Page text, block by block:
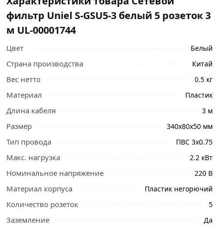
фильтр Uniel S-GSU5-3 белый 5 розеток 3
м UL-00001744
Цвет Белый
Страна производства Китай
Вес нетто 0.5 кг
Материал Пластик
Длина кабеля 3 м
Размер 340х80х50 мм
Тип провода ПВС 3х0.75
Макс. нагрузка 2.2 кВт
Номинальное напряжение 220 В
Материал корпуса Пластик негорючий
Количество розеток 5
Заземление Да